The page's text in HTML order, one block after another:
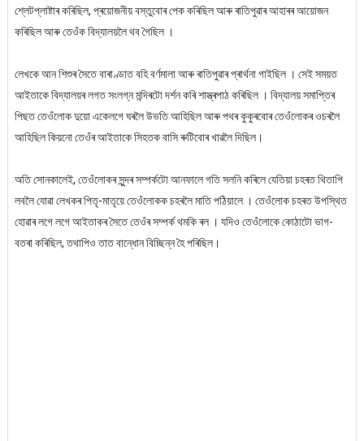
শ্লেটপ্লাষ্টাৰ কৰিছিল, প্ৰয়োজনীয় বস্তুবোৰ পেক কৰিছিল আৰু ৰাতিপুৱাৰ আহাৰৰ আয়োজন
কৰিছিল আৰু তেওঁক বিদ্যালয়লৈ থব গৈছিল ।
লেখকে আন শিশুৰ সৈতে বাৰাণ্ডাত বহি বৰ্ণমালা আৰু ৰাতিপুৱাৰ প্ৰাৰ্থনা গাইছিল । সেই সময়ত
আইতাকে বিদ্যালয়ৰ লগত সংলগ্ন মন্দিৰটো দৰ্শন কৰি শাস্ত্ৰপাঠ কৰিছিল । বিদ্যালয় সমাপ্তিৰ
পিছত তেওঁলোক দুয়ো একেলগে ঘৰলৈ উভতি আহিছিল আৰু পথৰ কুকুৰবোৰ তেওঁলোকৰ ওচৰলৈ
আহিছিল কিয়নো তেওঁৰ আইতাকে সিহতক বাসি ৰুটিবোৰ খাৱলৈ দিছিল।
অতি সোনকালেই, তেওঁলোকৰ সুন্দৰ সম্পৰ্কটো আনফালে গতি সলনি কৰিলে যেতিয়া চহৰত থিতাপি
লবলৈ যোৱা লেখকৰ পিতৃ-মাতৃয়ে তেওঁলোকক চহৰলৈ মাতি পঠিয়ালে । তেওঁলোক চহৰত উপস্থিত
হোৱাৰ লগে লগে আইতাকৰ সৈতে তেওঁৰ সম্পৰ্ক থমকি ৰল । যদিও তেওঁলোকে কোঠাটো ভাগ-
বতৰা কৰিছিল, তথাপিও তাত বান্ধোন বিচ্ছিন্ন হৈ পৰিছিল।